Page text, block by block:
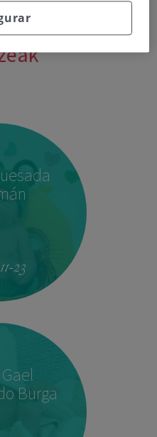
azken
23
Burga